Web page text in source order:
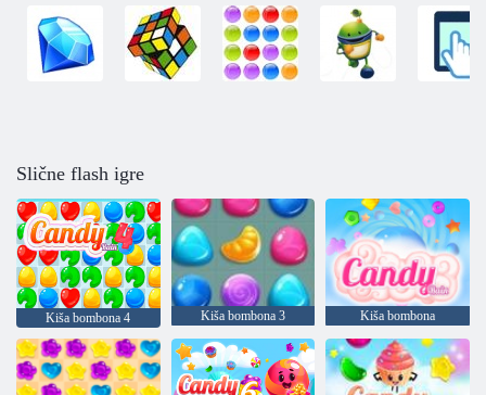
Slične flash igre
Kiša bombona 4 Kiša bombona 3 Kiša bombona